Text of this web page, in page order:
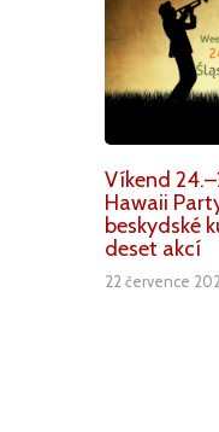
Víkend
Hawaii
beskydské
deset akcí
22 července